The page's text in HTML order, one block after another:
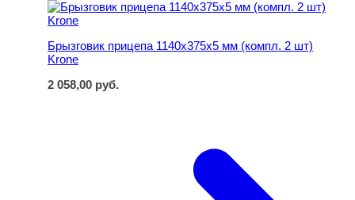
Брызговик прицепа 1140х375х5 мм (компл. 2 шт)
Krone
2 058,00 руб.